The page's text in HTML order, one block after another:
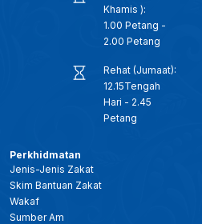
Khamis ):
1.00 Petang -
2.00 Petang
Rehat (Jumaat):
12.15Tengah
Hari - 2.45
Petang
Perkhidmatan
Jenis-Jenis Zakat
Skim Bantuan Zakat
Wakaf
Sumber Am